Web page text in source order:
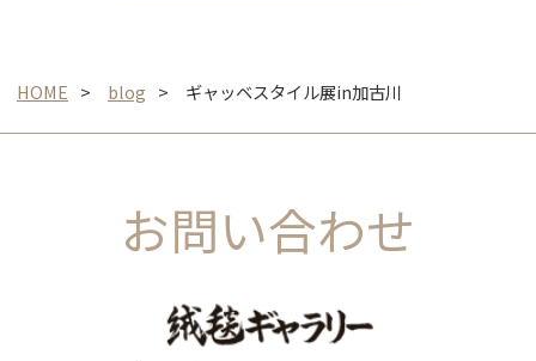
HOME blog ギャッベスタイル展in加古川
お問い合わせ